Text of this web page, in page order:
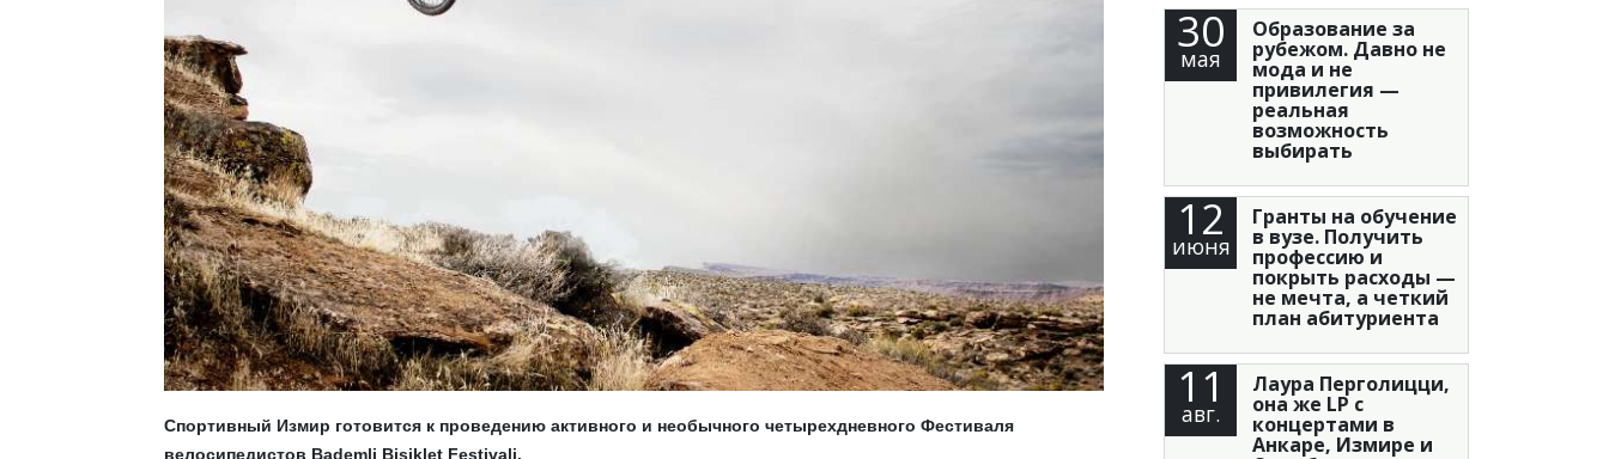
Спортивный Измир готовится к проведению активного и необычного четырехдневного Фестиваля
велосипедистов Bademli Bisiklet Festivali.
30
мая
Образование за
рубежом. Давно не
мода и не
привилегия —
реальная
возможность
выбирать
12
июня
Гранты на обучение
в вузе. Получить
профессию и
покрыть расходы —
не мечта, а четкий
план абитуриента
11
авг.
Лаура Перголицци,
она же LP с
концертами в
Анкаре, Измире и